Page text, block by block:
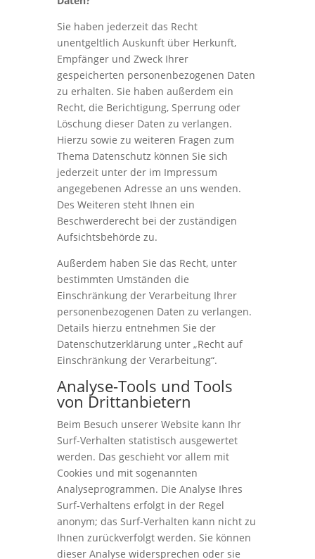
Sie haben jederzeit das Recht
unentgeltlich Auskunft über Herkunft,
Empfänger und Zweck Ihrer
gespeicherten personenbezogenen Daten
zu erhalten. Sie haben außerdem ein
Recht, die Berichtigung, Sperrung oder
Löschung dieser Daten zu verlangen.
Hierzu sowie zu weiteren Fragen zum
Thema Datenschutz können Sie sich
jederzeit unter der im Impressum
angegebenen Adresse an uns wenden.
Des Weiteren steht Ihnen ein
Beschwerderecht bei der zuständigen
Aufsichtsbehörde zu.
Außerdem haben Sie das Recht, unter
bestimmten Umständen die
Einschränkung der Verarbeitung Ihrer
personenbezogenen Daten zu verlangen.
Details hierzu entnehmen Sie der
Datenschutzerklärung unter „Recht auf
Einschränkung der Verarbeitung“.
Analyse-Tools und Tools
von Drittanbietern
Beim Besuch unserer Website kann Ihr
Surf-Verhalten statistisch ausgewertet
werden. Das geschieht vor allem mit
Cookies und mit sogenannten
Analyseprogrammen. Die Analyse Ihres
Surf-Verhaltens erfolgt in der Regel
anonym; das Surf-Verhalten kann nicht zu
Ihnen zurückverfolgt werden. Sie können
dieser Analyse widersprechen oder sie